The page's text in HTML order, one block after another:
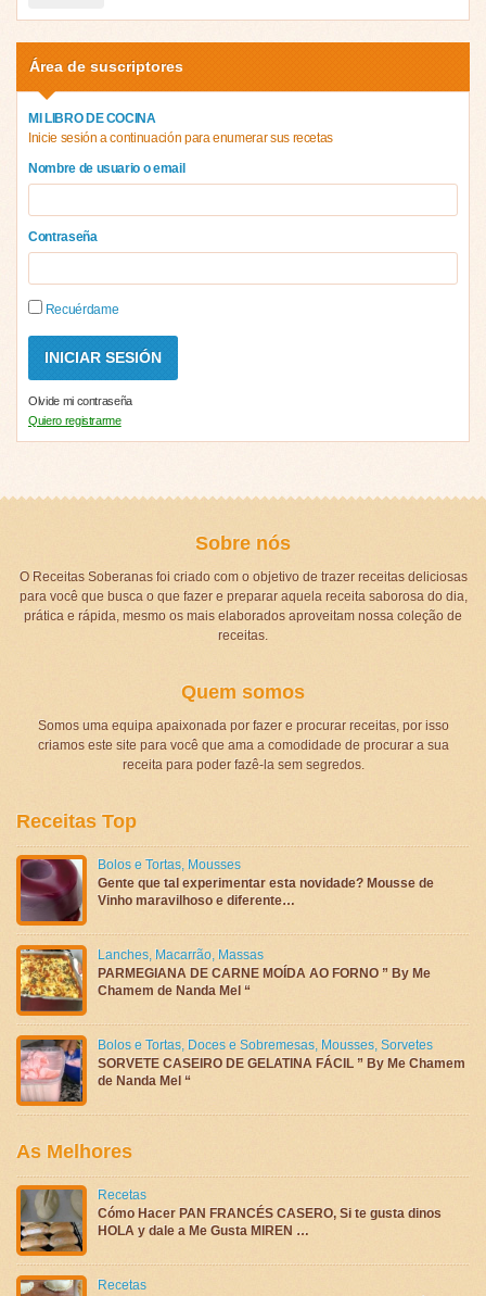
Área de suscriptores
MI LIBRO DE COCINA
Inicie sesión a continuación para enumerar sus recetas
Nombre de usuario o email
Contraseña
Recuérdame
Olvide mi contraseña
Quiero registrarme
Sobre nós
O Receitas Soberanas foi criado com o objetivo de trazer receitas deliciosas
para você que busca o que fazer e preparar aquela receita saborosa do dia,
prática e rápida, mesmo os mais elaborados aproveitam nossa coleção de
receitas.
Quem somos
Somos uma equipa apaixonada por fazer e procurar receitas, por isso
criamos este site para você que ama a comodidade de procurar a sua
receita para poder fazê-la sem segredos.
Receitas Top
Bolos e Tortas, Mousses
Gente que tal experimentar esta novidade? Mousse de
Vinho maravilhoso e diferente…
Lanches, Macarrão, Massas
PARMEGIANA DE CARNE MOÍDA AO FORNO ” By Me
Chamem de Nanda Mel “
Bolos e Tortas, Doces e Sobremesas, Mousses, Sorvetes
SORVETE CASEIRO DE GELATINA FÁCIL ” By Me Chamem
de Nanda Mel “
As Melhores
Recetas
Cómo Hacer PAN FRANCÉS CASERO, Si te gusta dinos
HOLA y dale a Me Gusta MIREN …
Recetas